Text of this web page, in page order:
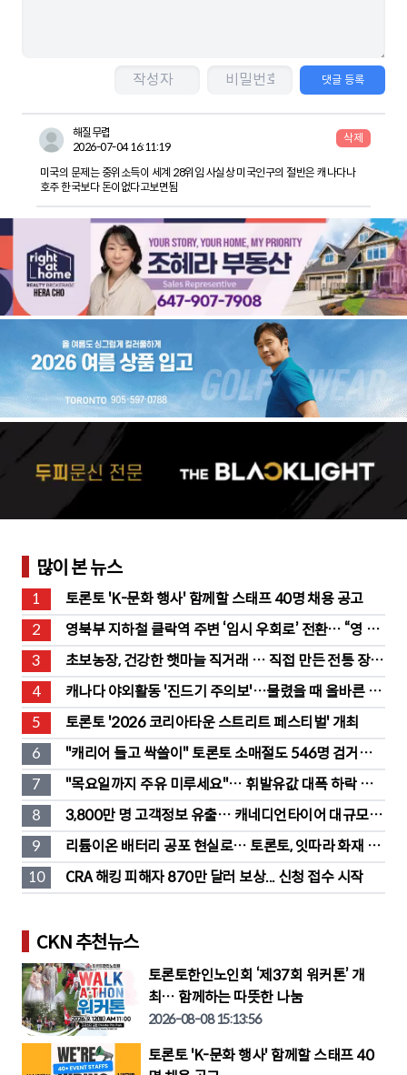
댓글 등록
해질무렵
2026-07-04 16:11:19
삭제
미국의 문제는 중위소득이 세계 28위임 사실상 미국인구의 절반은 캐나다나
호주 한국보다 돈이없다고보면됨
많이 본 뉴스
1
토론토 'K-문화 행사' 함께할 스태프 40명 채용 공고
2
영북부 지하철 클락역 주변 ‘임시 우회로’ 전환… “영 스
트리트 바뀐다”
3
초보농장, 건강한 햇마늘 직거래 … 직접 만든 전통 장류
도 판매
4
캐나다 야외활동 '진드기 주의보'…물렸을 때 올바른 대
처법은?
5
토론토 '2026 코리아타운 스트리트 페스티벌' 개최
6
"캐리어 들고 싹쓸이" 토론토 소매절도 546명 검거…
훔친 물건 재유통
7
"목요일까지 주유 미루세요"… 휘발유값 대폭 하락 예
고
8
3,800만 명 고객정보 유출… 캐네디언타이어 대규모 집
단소송 직면
9
리튬이온 배터리 공포 현실로… 토론토, 잇따라 화재 발
생
10 CRA 해킹 피해자 870만 달러 보상... 신청 접수 시작
CKN 추천뉴스
토론토한인노인회 ‘제37회 워커톤’ 개
최… 함께하는 따뜻한 나눔
2026-08-08 15:13:56
토론토 'K-문화 행사' 함께할 스태프 40